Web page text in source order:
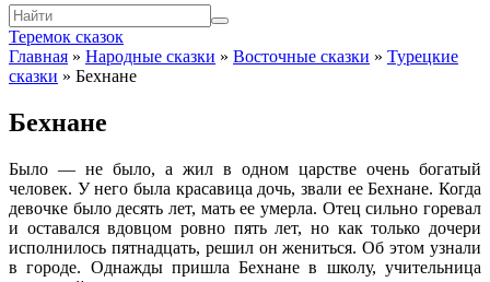
Теремок сказок
Главная » Народные сказки » Восточные сказки » Турецкие
сказки » Бехнане
Бехнане
Было — не было, а жил в одном царстве очень богатый
человек. У него была красавица дочь, звали ее Бехнане. Когда
девочке было десять лет, мать ее умерла. Отец сильно горевал
и оставался вдовцом ровно пять лет, но как только дочери
исполнилось пятнадцать, решил он жениться. Об этом узнали
в городе. Однажды пришла Бехнане в школу, учительница